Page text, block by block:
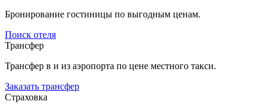
Бронирование гостиницы по выгодным ценам.
Поиск отеля
Трансфер
Трансфер в и из аэропорта по цене местного такси.
Заказать трансфер
Страховка